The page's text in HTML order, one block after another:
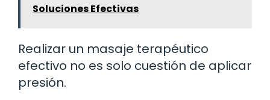
Soluciones Efectivas
Realizar un masaje terapéutico
efectivo no es solo cuestión de aplicar
presión.